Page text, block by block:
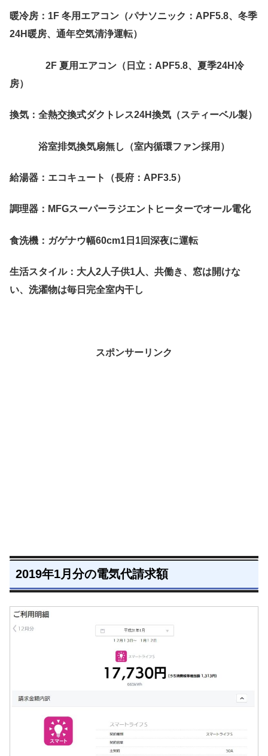
暖冷房：1F 冬用エアコン（パナソニック：APF5.8、冬季
24H暖房、通年空気清浄運転）
2F 夏用エアコン（日立：APF5.8、夏季24H冷
房）
換気：全熱交換式ダクトレス24H換気（スティーベル製）
浴室排気換気扇無し（室内循環ファン採用）
給湯器：エコキュート（長府：APF3.5）
調理器：MFGスーパーラジエントヒーターでオール電化
食洗機：ガゲナウ幅60cm1日1回深夜に運転
生活スタイル：大人2人子供1人、共働き、窓は開けな
い、洗濯物は毎日完全室内干し
スポンサーリンク
2019年1月分の電気代請求額